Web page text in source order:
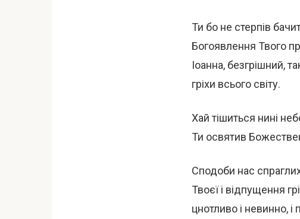
Ти бо не стерпів
Богоявлення Твого
Іоанна, безгрішний,
гріхи всього світу.
Хай тішиться нині
Ти освятив
Сподоби нас
Твоєї і відпущення
цнoтливo і невинно,